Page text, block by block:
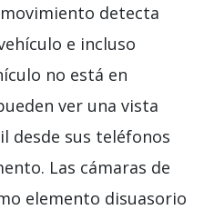
detecta
e incluso
no está en
ver una vista
desde sus teléfonos
Las cámaras de
elemento disuasorio